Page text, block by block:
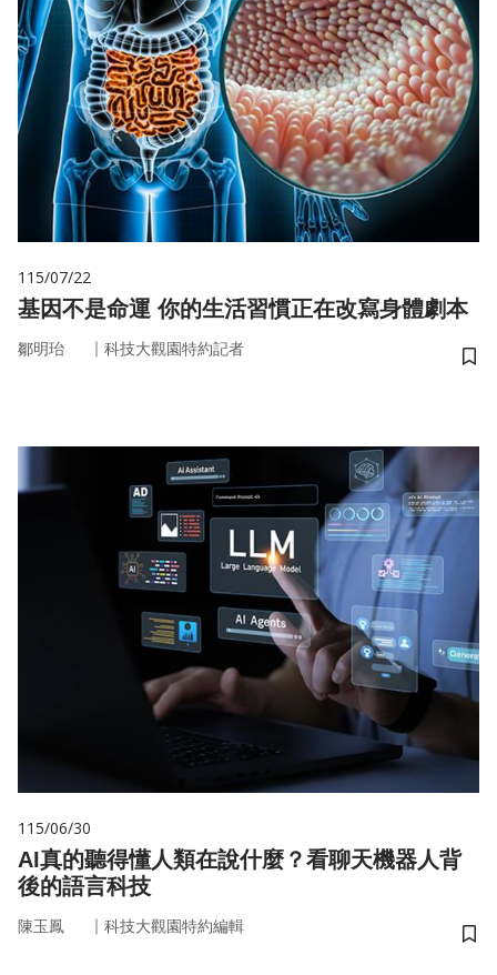
115/07/22
基因不是命運 你的生活習慣正在改寫身體劇本
鄒明珆 ｜ 科技大觀園特約記者
儲
115/06/30
AI真的聽得懂人類在說什麼？看聊天機器人背
後的語言科技
陳玉鳳 ｜ 科技大觀園特約編輯
儲